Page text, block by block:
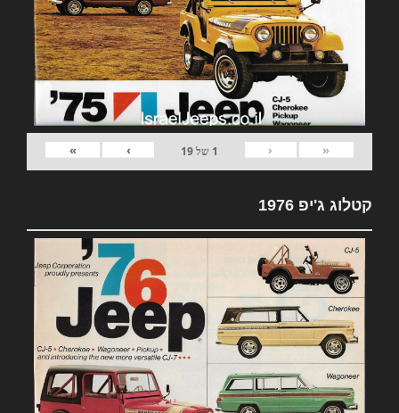
«
‹
1 של19
›
»
קטלוג ג'יפ 1976